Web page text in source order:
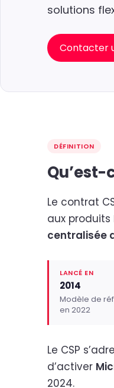
solutions
DÉFINITION
Le contrat
aux produits
centralisée
LANCÉ EN
2014
Modèle de
en 2022
Le CSP
d’activer
2024.